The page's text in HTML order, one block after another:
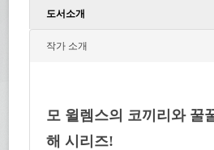
도서소개
작가 소개
모 윌렘스의 코끼리와 꿀
해 시리즈!